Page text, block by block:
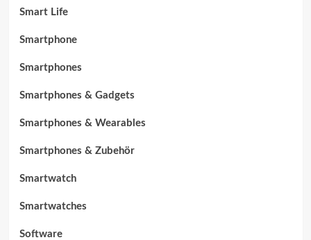
Smart Life
Smartphone
Smartphones
Smartphones & Gadgets
Smartphones & Wearables
Smartphones & Zubehör
Smartwatch
Smartwatches
Software